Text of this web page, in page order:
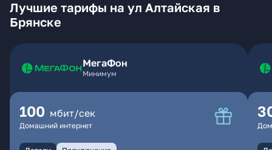
Лучшие тарифы на ул Алтайская в
Брянске
МегаФон
Минимум
100 мбит/сек
Домашний интернет